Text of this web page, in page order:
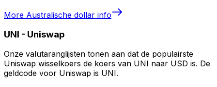
More Australische dollar info
UNI - Uniswap
Onze valutaranglijsten tonen aan dat de populairste
Uniswap wisselkoers de koers van UNI naar USD is. De
geldcode voor Uniswap is UNI.